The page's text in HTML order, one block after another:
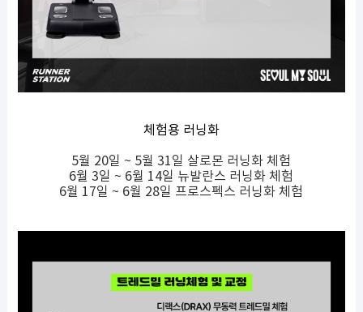
체험용 러닝화
5월 20일 ~ 5월 31일 살로몬 러닝화 체험
6월 3일 ~ 6월 14일 뉴발란스 러닝화 체험
6월 17일 ~ 6월 28일 프로스펙스 러닝화 체험